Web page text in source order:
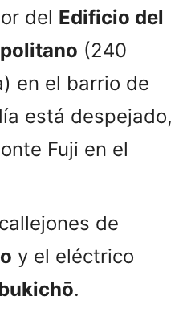
del Edificio del
(240
en el barrio de
está despejado,
Fuji en el
de
y el eléctrico
.